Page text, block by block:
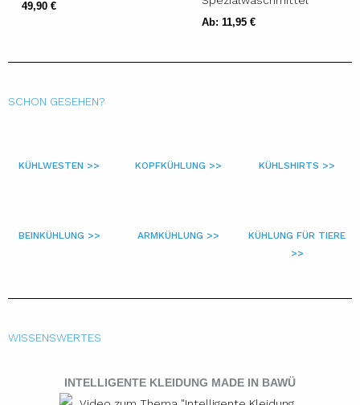
49,90 €
Ab: 11,95 €
SCHON GESEHEN?
KÜHLWESTEN >> KOPFKÜHLUNG >> KÜHLSHIRTS >>
BEINKÜHLUNG >> ARMKÜHLUNG >>
KÜHLUNG FÜR TIERE
>>
WISSENSWERTES
INTELLIGENTE KLEIDUNG MADE IN BAWÜ